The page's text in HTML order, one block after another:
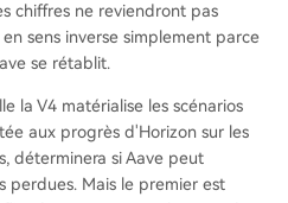
chiffres ne reviendront pas
sens inverse simplement parce
se rétablit.
la V4 matérialise les scénarios
aux progrès d'Horizon sur les
déterminera si Aave peut
perdues. Mais le premier est